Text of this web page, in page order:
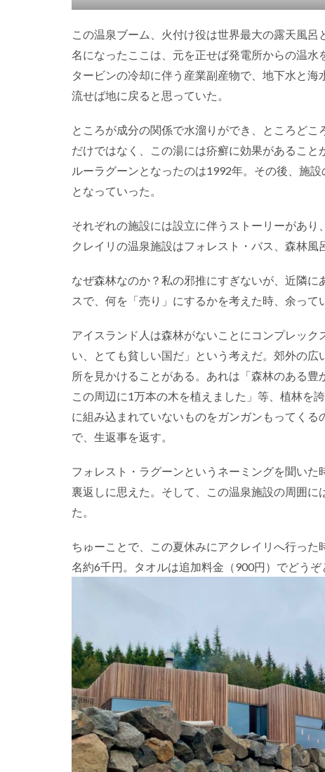
この温泉ブーム、火付け役は世界最大の露天風
名になったここは、元を正せば発電所からの温
タービンの冷却に伴う産業副産物で、地下水と
流せば地に戻ると思っていた。
ところが成分の関係で水溜りができ、ところど
だけではなく、この湯には疥癬に効果があるこ
ルーラグーンとなったのは1992年。その後、施
となっていった。
それぞれの施設には設立に伴うストーリーがあ
クレイリの温泉施設はフォレスト・バス、森林風
なぜ森林なのか？私の邪推にすぎないが、近隣
スで、何を「売り」にするかを考えた時、余って
アイスランド人は森林がないことにコンプレッ
い、とても貧しい国だ」という考えだ。郊外の
所を見かけることがある。あれは「森林のある
この周辺に1万本の木を植えました」等、植林を
に組み込まれていないものをガンガンもってく
で、生返事を返す。
フォレスト・ラグーンというネーミングを聞い
裏返しに思えた。そして、この温泉施設の周囲
た。
ちゅーことで、この夏休みにアクレイリへ行っ
名約6千円。タオルは追加料金（900円）でどうぞ